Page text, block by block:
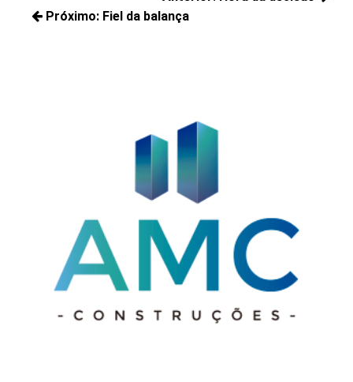
dePróximo: Fiel da balança